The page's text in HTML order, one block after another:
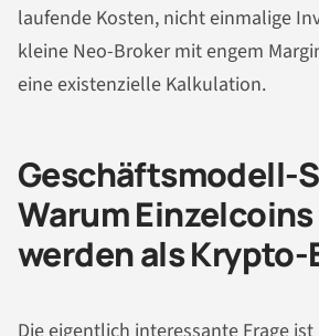
laufende Kosten, nicht einmalige
kleine Neo-Broker mit engem
eine existenzielle Kalkulation.
Geschäftsmodell-
Warum
werden als Krypto-